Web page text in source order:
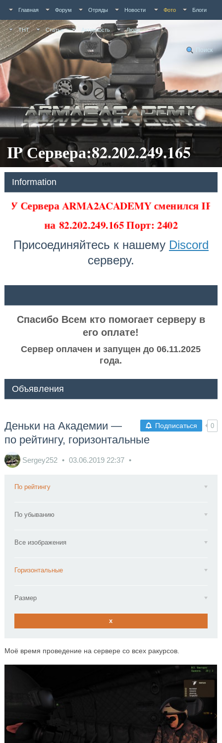
Главная Форум Отряды Новости Фото Блоги
ТНТ Статьи Активность Люди
Поиск
IP Сервера:82.202.249.165
Information
У Сервера ARMA2ACADEMY сменился IP
на82.202.249.165 Порт: 2402
Присоединяйтесь к нашему Discord
серверу.
Спасибо Всем кто помогает серверу в
его оплате!
Сервер оплачен и запущен до 06.11.2025
года.
Объявления
Подписаться 0
Деньки на Академии —
по рейтингу, горизонтальные
Sergey252 03.06.2019 22:37
По рейтингу
По убыванию
Все изображения
Горизонтальные
Размер
x
Моё время проведение на сервере со всех ракурсов.